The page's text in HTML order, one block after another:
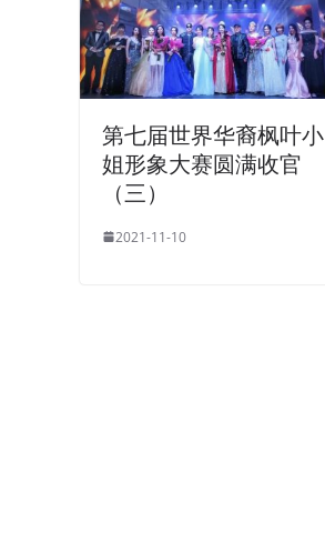
第七届世界华裔枫叶小
姐形象大赛圆满收官
（三）
2021-11-10